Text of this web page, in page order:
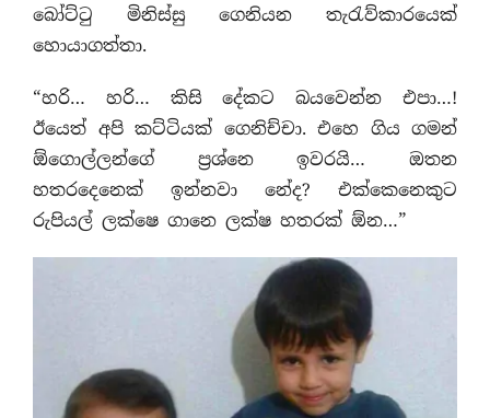
බෝට්ටු මිනිස්සු ගෙනියන තැරැව්කාරයෙක්
හොයාගත්තා.
“හරි… හරි… කිසි දේකට බයවෙන්න එපා…!
ඊයෙත් අපි කට්ටියක් ගෙනිච්චා. එහෙ ගිය ගමන්
ඕගොල්ලන්ගේ ප‍්‍රශ්නෙ ඉවරයි… ඔතන
හතරදෙනෙක් ඉන්නවා නේද? එක්කෙනෙකුට
රුපියල් ලක්ෂෙ ගානෙ ලක්ෂ හතරක් ඕන…”